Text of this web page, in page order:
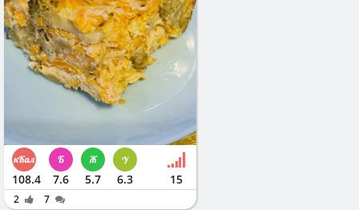
108.4 7.6 5.7 6.3 15
2 7